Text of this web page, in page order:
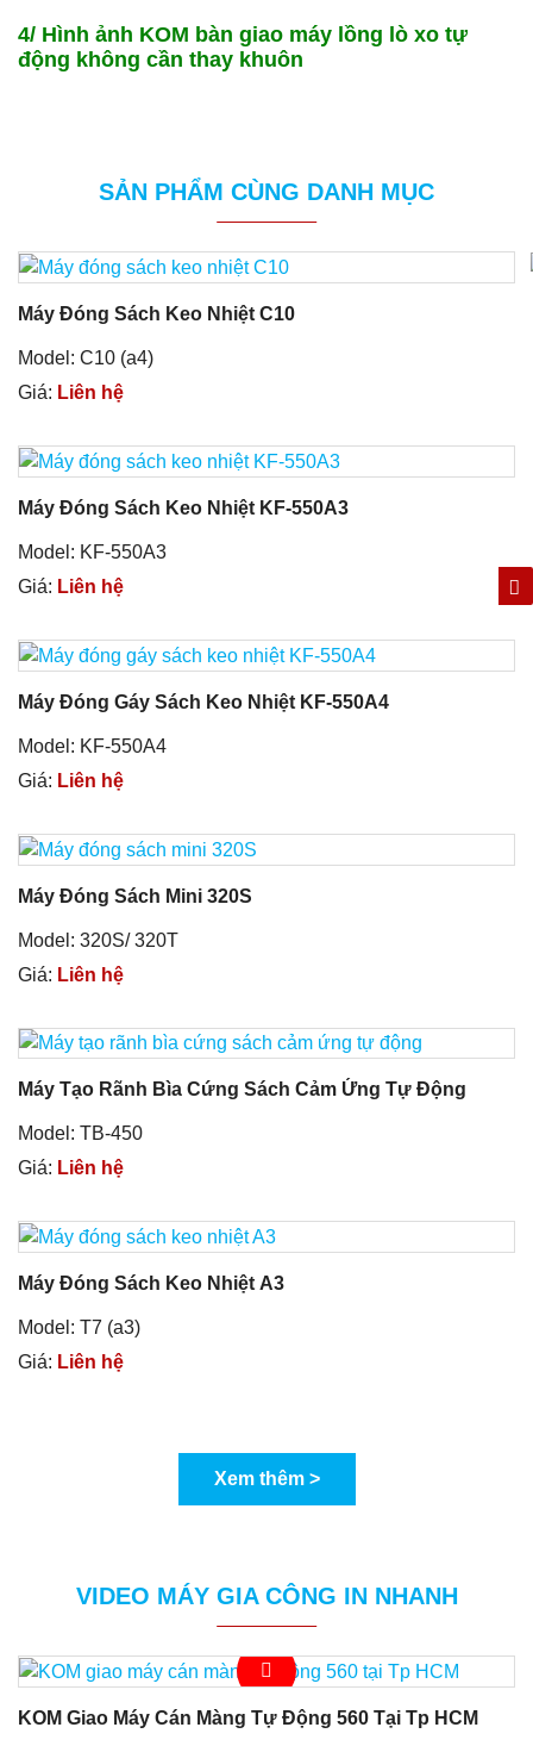
4/ Hình ảnh KOM bàn giao máy lồng lò xo tự
động không cần thay khuôn
SẢN PHẨM CÙNG DANH MỤC
Máy Đóng Sách Keo Nhiệt C10
Model: C10 (a4)
Giá: Liên hệ
Máy Đóng Sách Keo Nhiệt KF-550A3
Model: KF-550A3
Giá: Liên hệ
Máy Đóng Gáy Sách Keo Nhiệt KF-550A4
Model: KF-550A4
Giá: Liên hệ
Máy Đóng Sách Mini 320S
Model: 320S/ 320T
Giá: Liên hệ
Máy Tạo Rãnh Bìa Cứng Sách Cảm Ứng Tự Động
Model: TB-450
Giá: Liên hệ
Máy Đóng Sách Keo Nhiệt A3
Model: T7 (a3)
Giá: Liên hệ
Xem thêm >
VIDEO MÁY GIA CÔNG IN NHANH
KOM Giao Máy Cán Màng Tự Động 560 Tại Tp HCM